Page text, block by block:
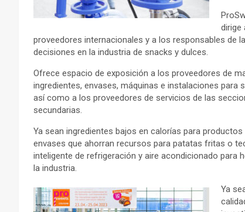
dirige
proveedores internacionales y a los responsables de
decisiones en la industria de snacks y dulces.
Ofrece espacio de exposición a los proveedores de
ingredientes, envases, máquinas e instalaciones para
así como a los proveedores de servicios de las
secundarias.
Ya sean ingredientes bajos en calorías para
envases que ahorran recursos para patatas fritas o
inteligente de refrigeración y aire acondicionado para
la industria.
Ya